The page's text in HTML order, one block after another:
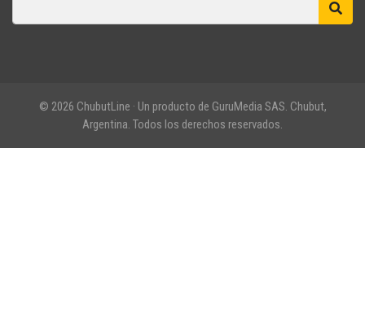
© 2026 ChubutLine · Un producto de GuruMedia SAS. Chubut,
Argentina. Todos los derechos reservados.